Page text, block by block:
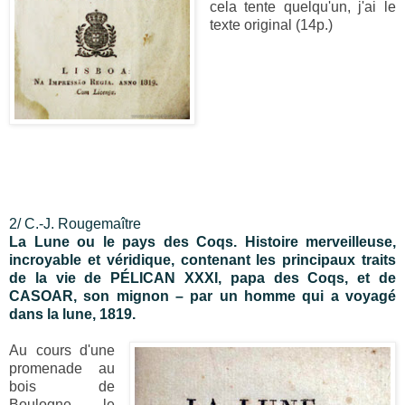
cela tente quelqu'un, j'ai le
texte original (14p.)
2/ C.-J. Rougemaître
La Lune ou le pays des Coqs. Histoire merveilleuse,
incroyable et véridique, contenant les principaux traits
de la vie de PÉLICAN XXXI, papa des Coqs, et de
CASOAR, son mignon – par un homme qui a voyagé
dans la lune, 1819.
Au cours d'une
promenade au
bois de